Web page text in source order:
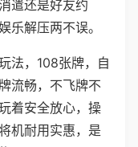
遣还是好友约
乐解压两不误。
法，108张牌，自
流畅，不飞牌不
着安全放心，操
机耐用实惠，是